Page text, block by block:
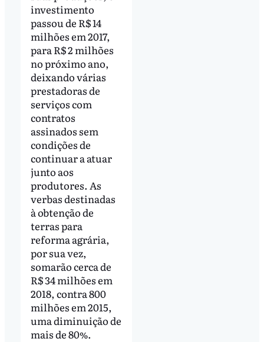
investimento
passou de R$ 14
milhões em 2017,
para R$ 2 milhões
no próximo ano,
deixando várias
prestadoras de
serviços com
contratos
assinados sem
condições de
continuar a atuar
junto aos
produtores. As
verbas destinadas
à obtenção de
terras para
reforma agrária,
por sua vez,
somarão cerca de
R$ 34 milhões em
2018, contra 800
milhões em 2015,
uma diminuição de
mais de 80%.